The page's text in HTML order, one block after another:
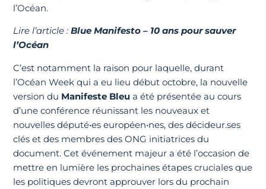
l’Océan.
Lire l’article :Blue Manifesto – 10 ans pour sauver
l’Océan
C’est notamment la raison pour laquelle, durant
l’Océan Week qui a eu lieu début octobre, la nouvelle
version du Manifeste Bleu a été présentée au cours
d’une conférence réunissant les nouveaux et
nouvelles député•es européen•nes, des décideur.ses
clés et des membres des ONG initiatrices du
document. Cet événement majeur a été l’occasion de
mettre en lumière les prochaines étapes cruciales que
les politiques devront approuver lors du prochain